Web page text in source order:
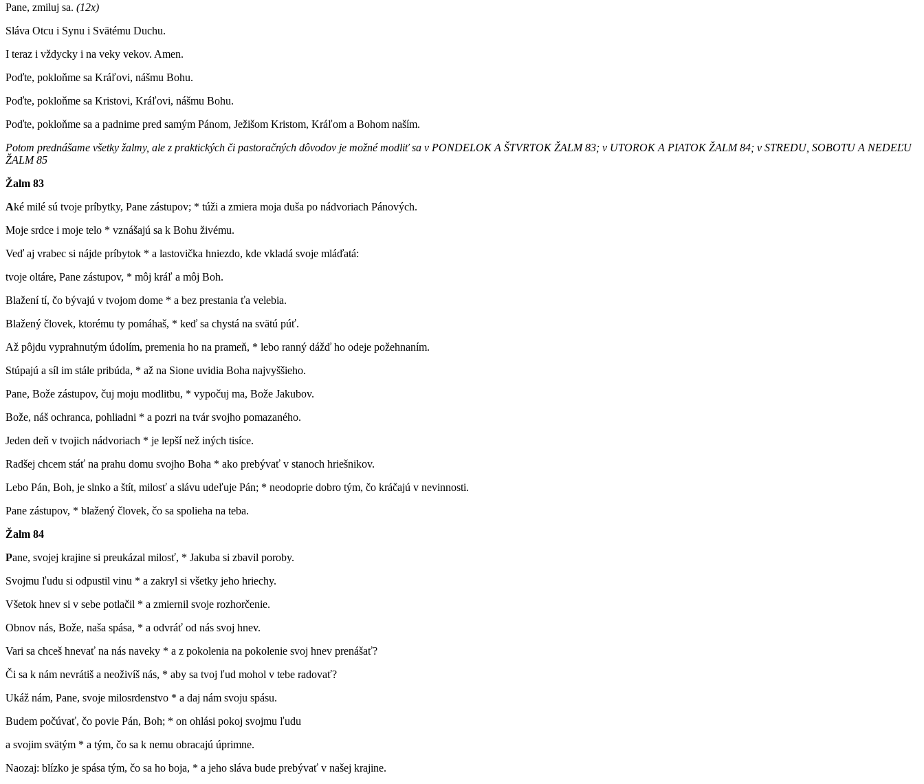
Pane, zmiluj sa. (12x)
Sláva Otcu i Synu i Svätému Duchu.
I teraz i vždycky i na veky vekov. Amen.
Poďte, pokloňme sa Kráľovi, nášmu Bohu.
Poďte, pokloňme sa Kristovi, Kráľovi, nášmu Bohu.
Poďte, pokloňme sa a padnime pred samým Pánom, Ježišom Kristom, Kráľom a Bohom naším.
Potom prednášame všetky žalmy, ale z praktických či pastoračných dôvodov je možné modliť sa v PONDELOK A ŠTVRTOK ŽALM 83; v UTOROK A PIATOK ŽALM 84; v STREDU, SOBOTU A NEDEĽU
ŽALM 85
Žalm 83
Aké milé sú tvoje príbytky, Pane zástupov; * túži a zmiera moja duša po nádvoriach Pánových.
Moje srdce i moje telo * vznášajú sa k Bohu živému.
Veď aj vrabec si nájde príbytok * a lastovička hniezdo, kde vkladá svoje mláďatá:
tvoje oltáre, Pane zástupov, * môj kráľ a môj Boh.
Blažení tí, čo bývajú v tvojom dome * a bez prestania ťa velebia.
Blažený človek, ktorému ty pomáhaš, * keď sa chystá na svätú púť.
Až pôjdu vyprahnutým údolím, premenia ho na prameň, * lebo ranný dážď ho odeje požehnaním.
Stúpajú a síl im stále pribúda, * až na Sione uvidia Boha najvyššieho.
Pane, Bože zástupov, čuj moju modlitbu, * vypočuj ma, Bože Jakubov.
Bože, náš ochranca, pohliadni * a pozri na tvár svojho pomazaného.
Jeden deň v tvojich nádvoriach * je lepší než iných tisíce.
Radšej chcem stáť na prahu domu svojho Boha * ako prebývať v stanoch hriešnikov.
Lebo Pán, Boh, je slnko a štít, milosť a slávu udeľuje Pán; * neodoprie dobro tým, čo kráčajú v nevinnosti.
Pane zástupov, * blažený človek, čo sa spolieha na teba.
Žalm 84
Pane, svojej krajine si preukázal milosť, * Jakuba si zbavil poroby.
Svojmu ľudu si odpustil vinu * a zakryl si všetky jeho hriechy.
Všetok hnev si v sebe potlačil * a zmiernil svoje rozhorčenie.
Obnov nás, Bože, naša spása, * a odvráť od nás svoj hnev.
Vari sa chceš hnevať na nás naveky * a z pokolenia na pokolenie svoj hnev prenášať?
Či sa k nám nevrátiš a neoživíš nás, * aby sa tvoj ľud mohol v tebe radovať?
Ukáž nám, Pane, svoje milosrdenstvo * a daj nám svoju spásu.
Budem počúvať, čo povie Pán, Boh; * on ohlási pokoj svojmu ľudu
a svojim svätým * a tým, čo sa k nemu obracajú úprimne.
Naozaj: blízko je spása tým, čo sa ho boja, * a jeho sláva bude prebývať v našej krajine.